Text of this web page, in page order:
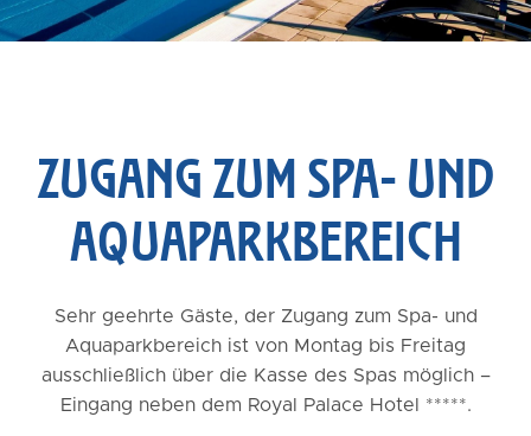
ZUGANG ZUM SPA- UND
AQUAPARKBEREICH
Sehr geehrte Gäste, der Zugang zum Spa- und
Aquaparkbereich ist von Montag bis Freitag
ausschließlich über die Kasse des Spas möglich –
Eingang neben dem Royal Palace Hotel *****.